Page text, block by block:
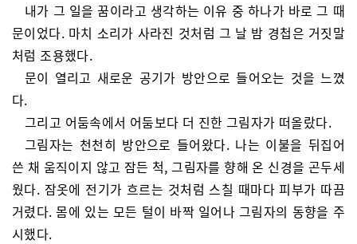
내가 그 일을 꿈이라고 생각하는 이유 중 하나가 바로 그 때
문이었다. 마치 소리가 사라진 것처럼 그 날 밤 경첩은 거짓말
처럼 조용했다.
문이 열리고 새로운 공기가 방안으로 들어오는 것을 느꼈
다.
그리고 어둠속에서 어둠보다 더 진한 그림자가 떠올랐다.
그림자는 천천히 방안으로 들어왔다. 나는 이불을 뒤집어
쓴 채 움직이지 않고 잠든 척, 그림자를 향해 온 신경을 곤두세
웠다. 잠옷에 전기가 흐르는 것처럼 스칠 때마다 피부가 따끔
거렸다. 몸에 있는 모든 털이 바짝 일어나 그림자의 동향을 주
시했다.